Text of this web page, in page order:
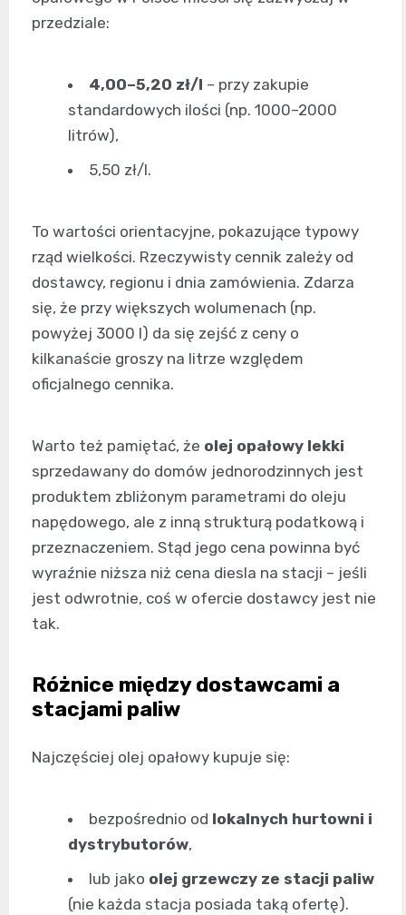
przedziale:
4,00–5,20 zł/l – przy zakupie
standardowych ilości (np. 1000–2000
litrów),
5,50 zł/l.
To wartości orientacyjne, pokazujące typowy
rząd wielkości. Rzeczywisty cennik zależy od
dostawcy, regionu i dnia zamówienia. Zdarza
się, że przy większych wolumenach (np.
powyżej 3000 l) da się zejść z ceny o
kilkanaście groszy na litrze względem
oficjalnego cennika.
Warto też pamiętać, że olej opałowy lekki
sprzedawany do domów jednorodzinnych jest
produktem zbliżonym parametrami do oleju
napędowego, ale z inną strukturą podatkową i
przeznaczeniem. Stąd jego cena powinna być
wyraźnie niższa niż cena diesla na stacji – jeśli
jest odwrotnie, coś w ofercie dostawcy jest nie
tak.
Różnice między dostawcami a
stacjami paliw
Najczęściej olej opałowy kupuje się:
bezpośrednio od lokalnych hurtowni i
dystrybutorów,
lub jako olej grzewczy ze stacji paliw
(nie każda stacja posiada taką ofertę).